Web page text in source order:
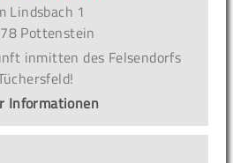
Lindsbach 1
Pottenstein
inmitten des Felsendorfs
Informationen